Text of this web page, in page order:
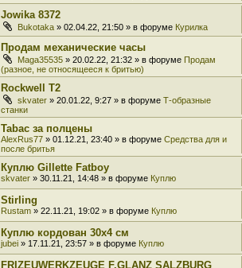
Jowika 8372
Bukotaka » 02.04.22, 21:50 » в форуме Курилка
Продам механические часы
Maga35535 » 20.02.22, 21:32 » в форуме Продам
(разное, не относящееся к бритью)
Rockwell T2
skvater » 20.01.22, 9:27 » в форуме Т-образные
станки
Tabac за полцены
AlexRus77 » 01.12.21, 23:40 » в форуме Средства для и
после бритья
Куплю Gillette Fatboy
skvater » 30.11.21, 14:48 » в форуме Куплю
Stirling
Rustam » 22.11.21, 19:02 » в форуме Куплю
Куплю кордован 30x4 см
jubei » 17.11.21, 23:57 » в форуме Куплю
FRIZEUWERKZEUGE F.GLANZ SALZBURG